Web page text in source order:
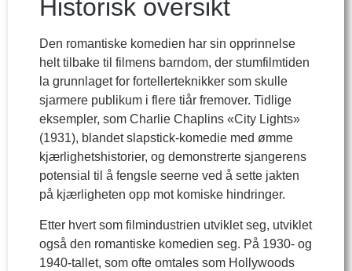
Historisk oversikt
Den romantiske komedien har sin opprinnelse
helt tilbake til filmens barndom, der stumfilmtiden
la grunnlaget for fortellerteknikker som skulle
sjarmere publikum i flere tiår fremover. Tidlige
eksempler, som Charlie Chaplins «City Lights»
(1931), blandet slapstick-komedie med ømme
kjærlighetshistorier, og demonstrerte sjangerens
potensial til å fengsle seerne ved å sette jakten
på kjærligheten opp mot komiske hindringer.
Etter hvert som filmindustrien utviklet seg, utviklet
også den romantiske komedien seg. På 1930- og
1940-tallet, som ofte omtales som Hollywoods